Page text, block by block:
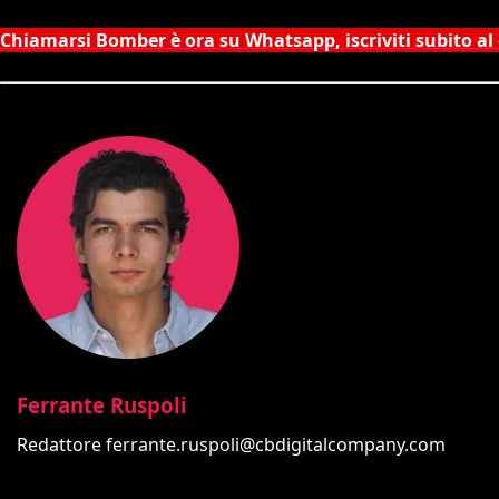
Chiamarsi Bomber è ora su Whatsapp, iscriviti subito al
Ferrante Ruspoli
Redattoreferrante.ruspoli@cbdigitalcompany.com